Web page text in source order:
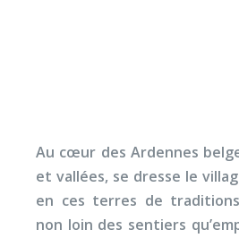
Au cœur des Ardennes
et vallées, se dresse le
en ces terres de
non loin des sentiers